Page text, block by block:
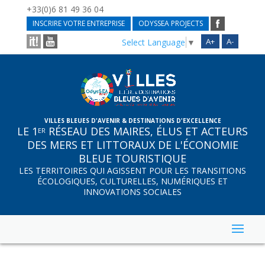
+33(0)6 81 49 36 04
INSCRIRE VOTRE ENTREPRISE ODYSSEA PROJECTS
A+ A-
Select Language ▼
VILLES BLEUES D'AVENIR & DESTINATIONS D'EXCELLENCE
LE 1 ER RÉSEAU DES MAIRES, ÉLUS ET ACTEURS
DES MERS ET LITTORAUX DE L'ÉCONOMIE
BLEUE TOURISTIQUE
LES TERRITOIRES QUI AGISSENT POUR LES TRANSITIONS
ÉCOLOGIQUES, CULTURELLES, NUMÉRIQUES ET
INNOVATIONS SOCIALES